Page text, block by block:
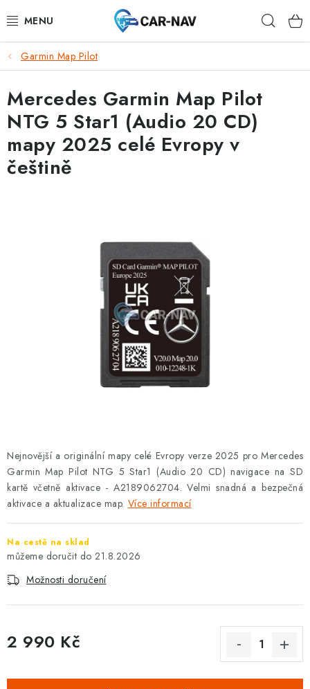
na
AUDI
BMW
FORD
CHEVROLET
MERCEDES-BENZ
SUZUKI
ŠKODA
TOYOTA
VW
Cookies a podmínky používání stránek
Obchodní podmínky
Moje objednávka
Garmin Map Pilot
Nejnovější a originální mapy celé Evropy verze 2025 pro Mercedes
Garmin Map Pilot NTG 5 Star1 (Audio 20 CD) navigace na SD
kartě včetně aktivace - A2189062704. Velmi snadná a bezpečná
aktivace a aktualizace map. Více informací
Na cestě na sklad
21.8.2026
Možnosti doručení
2 990 Kč
Mercedes Garmin Map Pilot
NTG 5 Star1 (Audio 20 CD)
mapy 2025 celé Evropy v
češtině